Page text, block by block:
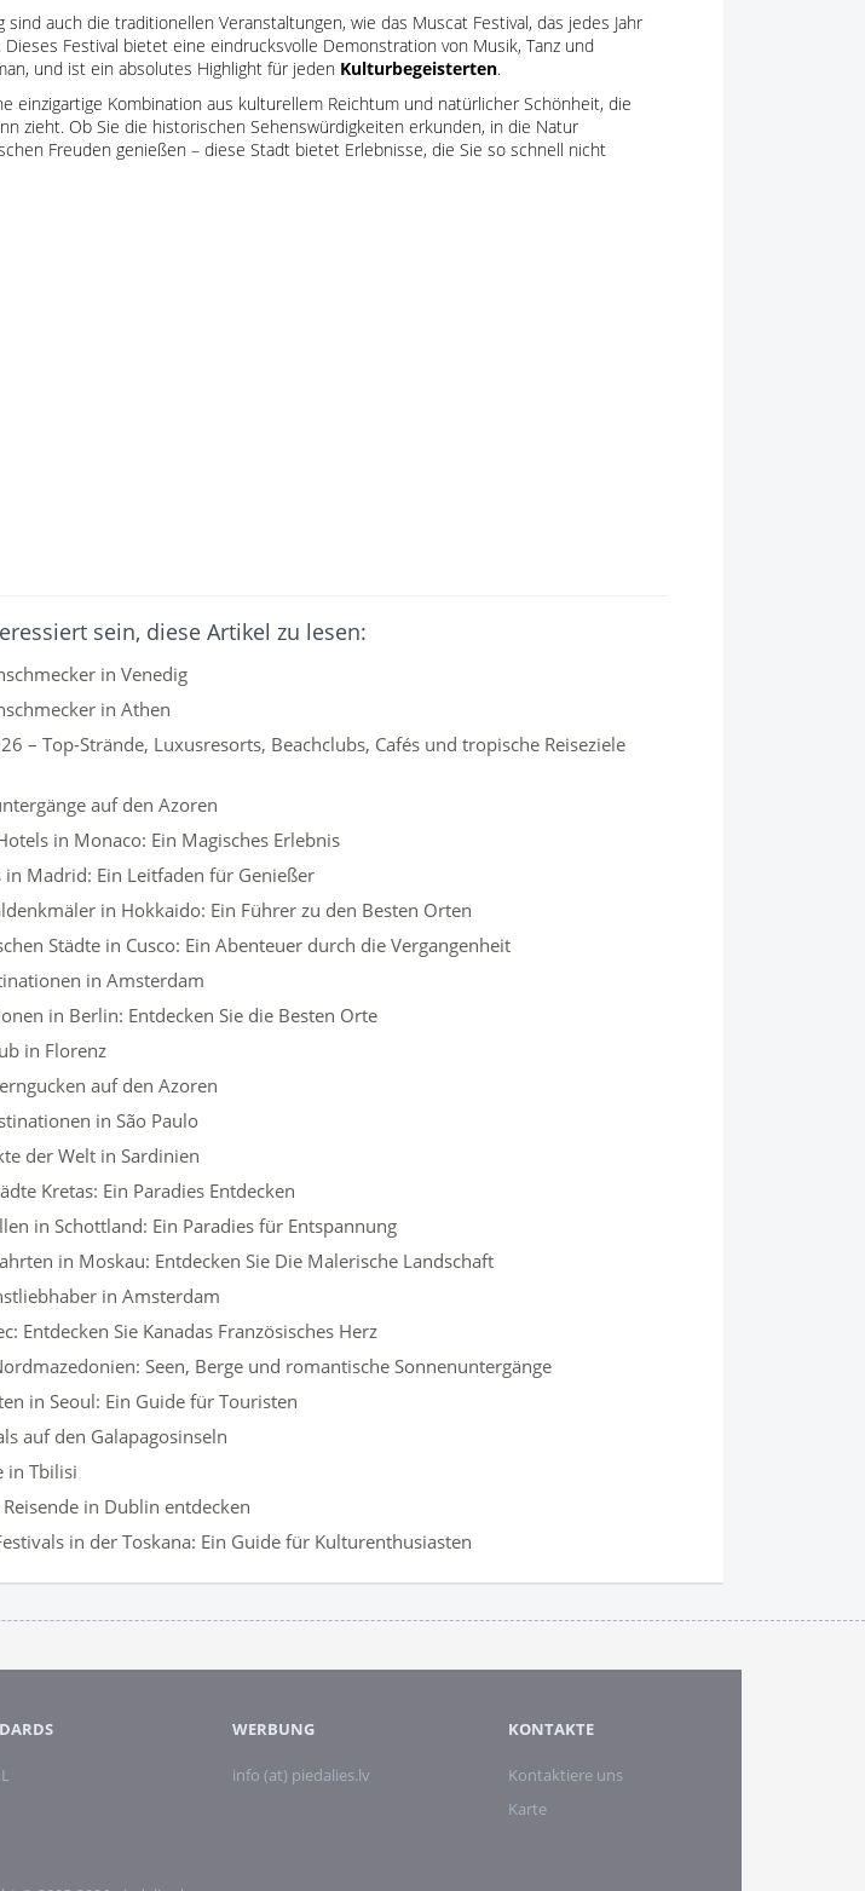
auch die traditionellen Veranstaltungen, wie das Muscat Festival, das jedes Jahr
Festival bietet eine eindrucksvolle Demonstration von Musik, Tanz und
und ist ein absolutes Highlight für jeden Kulturbegeisterten.
einzigartige Kombination aus kulturellem Reichtum und natürlicher Schönheit, die
zieht. Ob Sie die historischen Sehenswürdigkeiten erkunden, in die Natur
Freuden genießen – diese Stadt bietet Erlebnisse, die Sie so schnell nicht
sein, diese Artikel zu lesen:
in Venedig
in Athen
– Top-Strände, Luxusresorts, Beachclubs, Cafés und tropische Reiseziele
auf den Azoren
in Monaco: Ein Magisches Erlebnis
in Madrid: Ein Leitfaden für Genießer
in Hokkaido: Ein Führer zu den Besten Orten
Städte in Cusco: Ein Abenteuer durch die Vergangenheit
in Amsterdam
in Berlin: Entdecken Sie die Besten Orte
in Florenz
auf den Azoren
in São Paulo
der Welt in Sardinien
Kretas: Ein Paradies Entdecken
in Schottland: Ein Paradies für Entspannung
in Moskau: Entdecken Sie Die Malerische Landschaft
in Amsterdam
Entdecken Sie Kanadas Französisches Herz
Seen, Berge und romantische Sonnenuntergänge
in Seoul: Ein Guide für Touristen
auf den Galapagosinseln
in Tbilisi
in Dublin entdecken
in der Toskana: Ein Guide für Kulturenthusiasten
WERBUNG
info (at) piedalies.lv
KONTAKTE
Kontaktiere uns
Karte